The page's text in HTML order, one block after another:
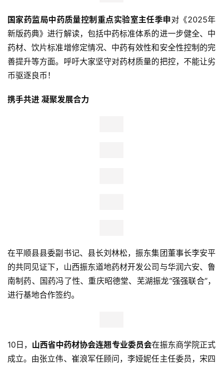
科
技
投
融
行
业
资
讯
国家药监局中药质量控制重点实验室主任季申对《2025年
新版药典》进行解读，包括中药标准体系的进一步健全、中
药材、饮片标准增修定情况、中药有效性和安全性控制的完
善提升等方面。呼吁大家坚守对药材质量的把控，不能让劣
币驱逐良币！
携手共进 凝聚发展合力
在平顺县县委副 书记、县长刘林松，振东集团董事长李安平
的共同见证下，山西振东道地药材开发公司与华润六安、鲁
南制药、国药冯了性、重庆昭德堂、芜湖振龙“强强联合”，
进行基地合作签约。
10日， 山西省中药材协会连翘专业委员会在振东商学院正式
成立。由张立伟、崔浪军任顾问，李娅妮任主任委员，宋四